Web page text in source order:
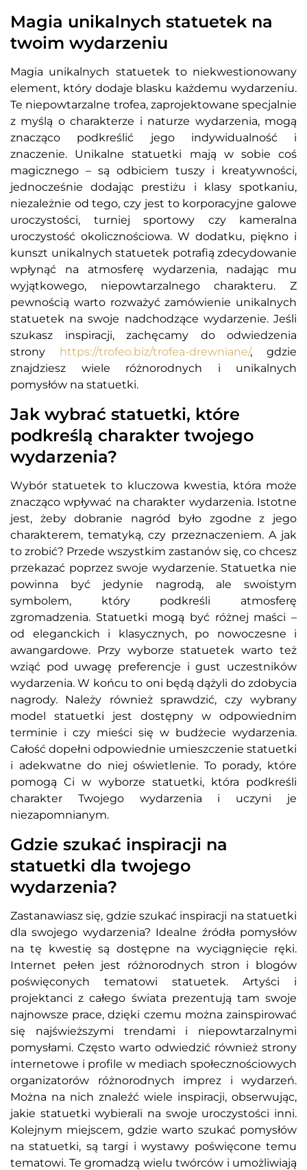
Magia unikalnych statuetek na
twoim wydarzeniu
Magia unikalnych statuetek to niekwestionowany
element, który dodaje blasku każdemu wydarzeniu.
Te niepowtarzalne trofea, zaprojektowane specjalnie
z myślą o charakterze i naturze wydarzenia, mogą
znacząco podkreślić jego indywidualność i
znaczenie. Unikalne statuetki mają w sobie coś
magicznego – są odbiciem tuszy i kreatywności,
jednocześnie dodając prestiżu i klasy spotkaniu,
niezależnie od tego, czy jest to korporacyjne galowe
uroczystości, turniej sportowy czy kameralna
uroczystość okolicznościowa. W dodatku, piękno i
kunszt unikalnych statuetek potrafią zdecydowanie
wpłynąć na atmosferę wydarzenia, nadając mu
wyjątkowego, niepowtarzalnego charakteru. Z
pewnością warto rozważyć zamówienie unikalnych
statuetek na swoje nadchodzące wydarzenie. Jeśli
szukasz inspiracji, zachęcamy do odwiedzenia
strony
https://trofeo.biz/trofea-drewniane/, gdzie
znajdziesz wiele różnorodnych i unikalnych
pomysłów na statuetki.
Jak wybrać statuetki, które
podkreślą charakter twojego
wydarzenia?
Wybór statuetek to kluczowa kwestia, która może
znacząco wpływać na charakter wydarzenia. Istotne
jest, żeby dobranie nagród było zgodne z jego
charakterem, tematyką, czy przeznaczeniem. A jak
to zrobić? Przede wszystkim zastanów się, co chcesz
przekazać poprzez swoje wydarzenie. Statuetka nie
powinna być jedynie nagrodą, ale swoistym
symbolem, który podkreśli atmosferę
zgromadzenia. Statuetki mogą być różnej maści –
od eleganckich i klasycznych, po nowoczesne i
awangardowe. Przy wyborze statuetek warto też
wziąć pod uwagę preferencje i gust uczestników
wydarzenia. W końcu to oni będą dążyli do zdobycia
nagrody. Należy również sprawdzić, czy wybrany
model statuetki jest dostępny w odpowiednim
terminie i czy mieści się w budżecie wydarzenia.
Całość dopełni odpowiednie umieszczenie statuetki
i adekwatne do niej oświetlenie. To porady, które
pomogą Ci w wyborze statuetki, która podkreśli
charakter Twojego wydarzenia i uczyni je
niezapomnianym.
Gdzie szukać inspiracji na
statuetki dla twojego
wydarzenia?
Zastanawiasz się, gdzie szukać inspiracji na statuetki
dla swojego wydarzenia? Idealne źródła pomysłów
na tę kwestię są dostępne na wyciągnięcie ręki.
Internet pełen jest różnorodnych stron i blogów
poświęconych tematowi statuetek. Artyści i
projektanci z całego świata prezentują tam swoje
najnowsze prace, dzięki czemu można zainspirować
się najświeższymi trendami i niepowtarzalnymi
pomysłami. Często warto odwiedzić również strony
internetowe i profile w mediach społecznościowych
organizatorów różnorodnych imprez i wydarzeń.
Można na nich znaleźć wiele inspiracji, obserwując,
jakie statuetki wybierali na swoje uroczystości inni.
Kolejnym miejscem, gdzie warto szukać pomysłów
na statuetki, są targi i wystawy poświęcone temu
tematowi. Te gromadzą wielu twórców i umożliwiają